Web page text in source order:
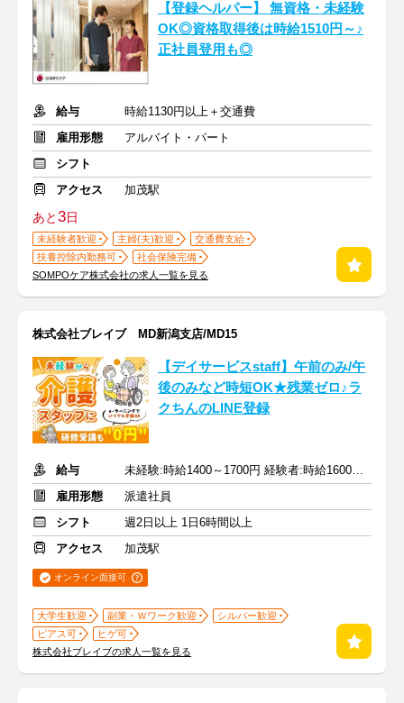
【登録ヘルパー】 無資格・未経験
OK◎資格取得後は時給1510円～♪
正社員登用も◎
給与
時給1130円以上＋交通費
雇用形態
アルバイト・パート
シフト
アクセス
加茂駅
あと3日
未経験者歓迎 主婦(夫)歓迎
交通費支給
扶養控除内勤務可
社会保険完備
SOMPOケア株式会社の求人一覧を見る
株式会社ブレイブ MD新潟支店/MD15
【デイサービスstaff】午前のみ/午
後のみなど時短OK★残業ゼロ♪ラ
クちんのLINE登録
給与
未経験:時給1400～1700円 経験者:時給1600～1900円+交通費全額
雇用形態
派遣社員
シフト
週2日以上 1日6時間以上
アクセス
加茂駅
オンライン面接可
大学生歓迎 副業・Ｗワーク歓迎
シルバー歓迎
ピアス可
ヒゲ可
株式会社ブレイブの求人一覧を見る